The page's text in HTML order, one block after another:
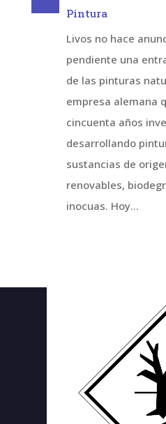
Pintura
Livos no hace
pendiente una
de las pinturas
empresa alemana
cincuenta años
desarrollando
sustancias de
renovables,
inocuas. Hoy...